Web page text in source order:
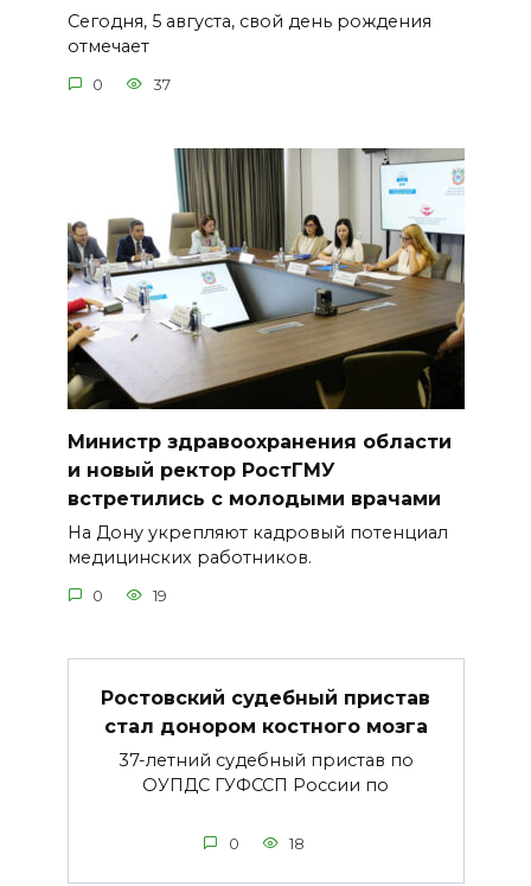
Сегодня, 5 августа, свой день рождения
отмечает
0 37
Министр здравоохранения области
и новый ректор РостГМУ
встретились с молодыми врачами
На Дону укрепляют кадровый потенциал
медицинских работников.
0 19
Ростовский судебный пристав
стал донором костного мозга
37-летний судебный пристав по
ОУПДС ГУФССП России по
0 18